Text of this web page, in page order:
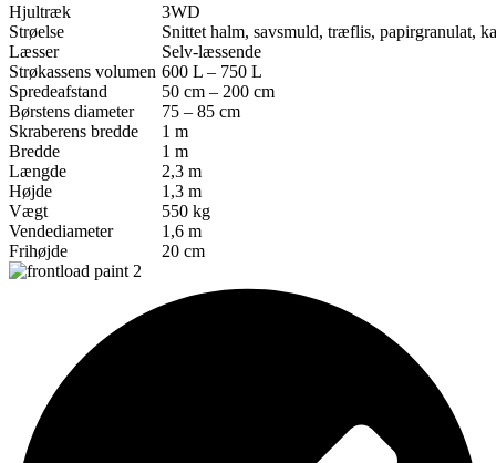
Hjultræk
3WD
Strøelse
Snittet halm, savsmuld, træflis, papirgranulat,
Læsser
Selv-læssende
Strøkassens volumen 600 L – 750 L
Spredeafstand
50 cm – 200 cm
Børstens diameter
75 – 85 cm
Skraberens bredde
1 m
Bredde
1 m
Længde
2,3 m
Højde
1,3 m
Vægt
550 kg
Vendediameter
1,6 m
Frihøjde
20 cm